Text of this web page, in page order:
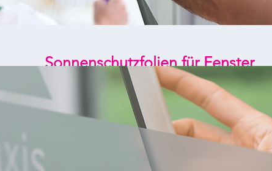
Sonnenschutzfolien für Fenster
bringt viele Vorteile mit sich und hält
sei gesagt, dass eine Sonnenschutzfolie in
sich damit für viele Fensterarten in den
eignet. Üblich ist eine silber metallisierte